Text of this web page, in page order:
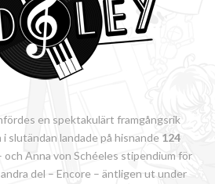
en spektakulärt framgångsrik
slutändan landade på hisnande 124
och Anna von Schéeles stipendium för
del – Encore – äntligen ut under